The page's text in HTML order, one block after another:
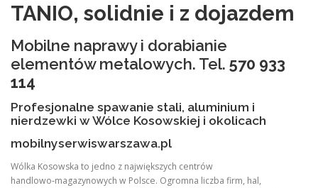
TANIO, solidnie i z dojazdem
Mobilne naprawy i dorabianie
elementów metalowych. Tel. 570 933
114
Profesjonalne spawanie stali, aluminium i
nierdzewki w Wólce Kosowskiej i okolicach
mobilnyserwiswarszawa.pl
Wólka Kosowska to jedno z największych centrów
handlowo‑magazynowych w Polsce. Ogromna liczba firm, hal,